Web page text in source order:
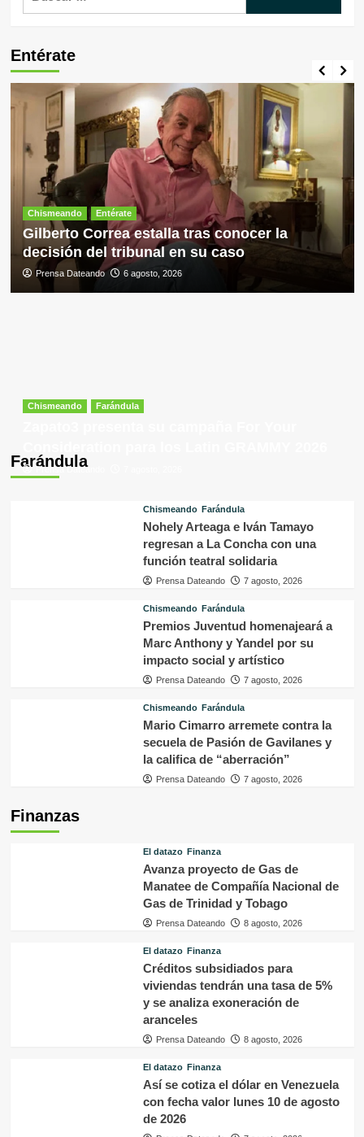
Entérate
Chismeando Entérate
Gilberto Correa estalla tras conocer la
decisión del tribunal en su caso
Prensa Dateando 6 agosto, 2026
Farándula
Chismeando Farándula
Prensa Dateando
Chismeando Farándula
Nohely Arteaga e Iván Tamayo
regresan a La Concha con una
función teatral solidaria
Prensa Dateando 7 agosto, 2026
Chismeando Farándula
Premios Juventud homenajeará a
Marc Anthony y Yandel por su
impacto social y artístico
Prensa Dateando 7 agosto, 2026
Chismeando Farándula
Mario Cimarro arremete contra la
secuela de Pasión de Gavilanes y
la califica de “aberración”
Prensa Dateando 7 agosto, 2026
Finanzas
El datazo Finanza
Avanza proyecto de Gas de
Manatee de Compañía Nacional de
Gas de Trinidad y Tobago
Prensa Dateando 8 agosto, 2026
El datazo Finanza
Créditos subsidiados para
viviendas tendrán una tasa de 5%
y se analiza exoneración de
aranceles
Prensa Dateando 8 agosto, 2026
El datazo Finanza
Así se cotiza el dólar en Venezuela
con fecha valor lunes 10 de agosto
de 2026